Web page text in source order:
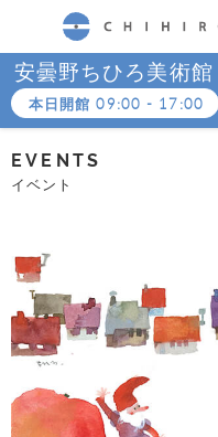
CHIHIRO ART MUSEUM
安曇野ちひろ美術館
本日開館09:00 - 17:00
EVENTS
イベント